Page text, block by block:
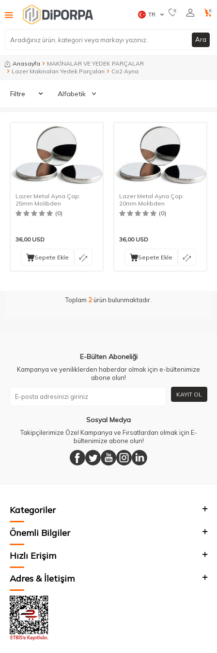
Ara
TR 0 0
Anasayfa
MAKİNALAR VE YEDEK PARÇALAR
Lazer Makinaları Yedek Parçaları
Co2 Ayna
Filtre
Lazer Metal Ayna Çap:
25mm Molibden
(0)
36,00USD
Sepete Ekle
Lazer Metal Ayna Çap:
20mm Molibden
(0)
36,00USD
Sepete Ekle
Toplam 2ürün bulunmaktadır.
E-Bülten Aboneliği
Kampanya ve yeniliklerden haberdar olmak için e-bültenimize
abone olun!
KAYIT OL
Sosyal Medya
Takipçilerimize Özel Kampanya ve Fırsatlardan olmak için E-
bültenimize abone olun!
Kategoriler
Önemli Bilgiler
Hızlı Erişim
Adres & İletişim